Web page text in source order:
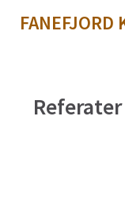
FANEFJORD